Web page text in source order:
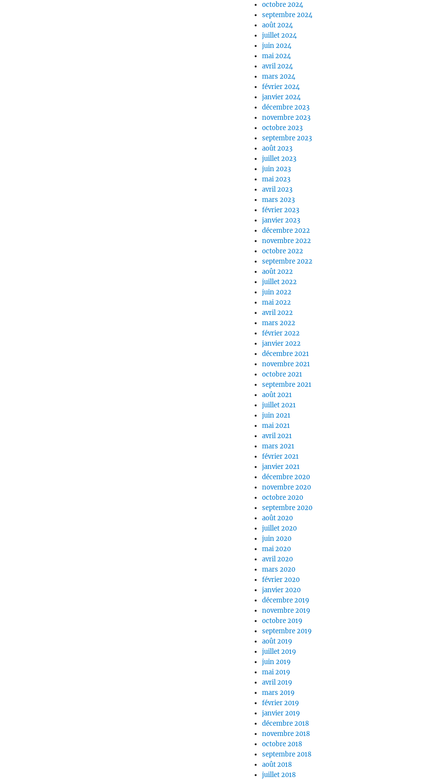
octobre 2024
septembre 2024
août 2024
juillet 2024
juin 2024
mai 2024
avril 2024
mars 2024
février 2024
janvier 2024
décembre 2023
novembre 2023
octobre 2023
septembre 2023
août 2023
juillet 2023
juin 2023
mai 2023
avril 2023
mars 2023
février 2023
janvier 2023
décembre 2022
novembre 2022
octobre 2022
septembre 2022
août 2022
juillet 2022
juin 2022
mai 2022
avril 2022
mars 2022
février 2022
janvier 2022
décembre 2021
novembre 2021
octobre 2021
septembre 2021
août 2021
juillet 2021
juin 2021
mai 2021
avril 2021
mars 2021
février 2021
janvier 2021
décembre 2020
novembre 2020
octobre 2020
septembre 2020
août 2020
juillet 2020
juin 2020
mai 2020
avril 2020
mars 2020
février 2020
janvier 2020
décembre 2019
novembre 2019
octobre 2019
septembre 2019
août 2019
juillet 2019
juin 2019
mai 2019
avril 2019
mars 2019
février 2019
janvier 2019
décembre 2018
novembre 2018
octobre 2018
septembre 2018
août 2018
juillet 2018